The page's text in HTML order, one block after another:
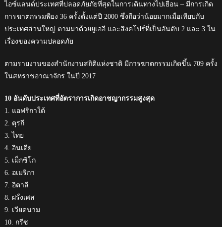
ไอซ์แลนด์ประเทศที่ปลอดภัยภัยที่สุดในการเดินทางไปเยือน – มีการเกิด
การฆาตกรรมพียง 36 ครั้งตั้งแต่ปี 2000 ซึ่งถือว่าน้อยมากเมื่อเทียบกับ
ประเทศส่วนใหญ่ ตามมาด้วยยูเออี และสิงคโปร์ที่เป็นอันดับ 2 และ 3 ใน
เรื่องของความปลอดภัย
ตามรายงานของสำนักงานสถิติแห่งชาติ มีการฆาตกรรมเกิดขึ้น 709 ครั้ง
ในสหราชอาณาจักร ในปี 2017
10 อันดับประเทศที่อัตราการเกิดอาชญากรรมสูงสุด
1. แอฟริกาใต้
2. ตุรกี
3. ไทย
4. อินเดีย
5. เม็กซิโก
6. อเมริกา
7. อิตาลี
8. ฝรั่งเศส
9. เวียดนาม
10. กรีซ